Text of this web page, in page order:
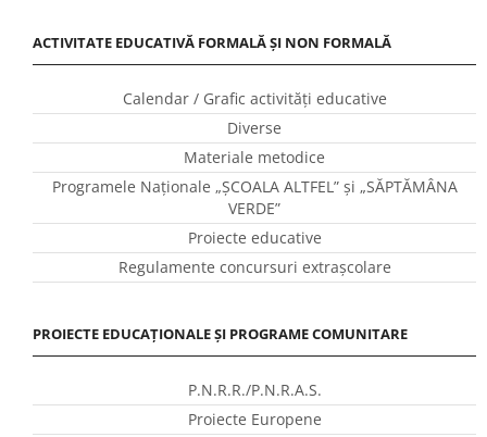
ACTIVITATE EDUCATIVĂ FORMALĂ ȘI NON FORMALĂ
Calendar / Grafic activităţi educative
Diverse
Materiale metodice
Programele Naţionale „ŞCOALA ALTFEL” și „SĂPTĂMÂNA
VERDE”
Proiecte educative
Regulamente concursuri extraşcolare
PROIECTE EDUCAȚIONALE ȘI PROGRAME COMUNITARE
P.N.R.R./P.N.R.A.S.
Proiecte Europene